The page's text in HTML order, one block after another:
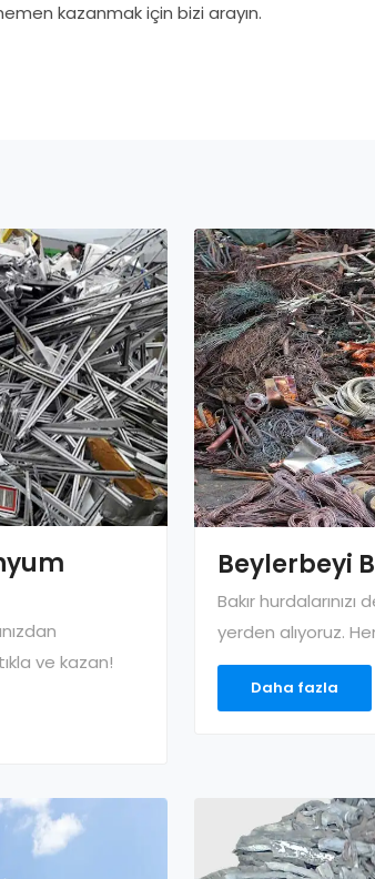
kazanmak için bizi arayın.
ve kazan!
Beylerbeyi
Bakır
yerden alıyoruz.
Daha fazla